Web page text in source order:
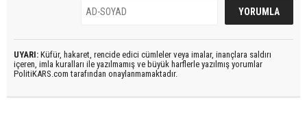
UYARI: Küfür, hakaret, rencide edici cümleler veya imalar, inançlara saldırı
içeren, imla kuralları ile yazılmamış ve büyük harflerle yazılmış yorumlar
PolitiKARS.com tarafından onaylanmamaktadır.